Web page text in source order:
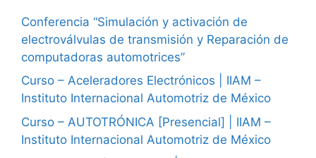
Conferencia “Simulación y activación de
electroválvulas de transmisión y Reparación de
computadoras automotrices”
Curso – Aceleradores Electrónicos | IIAM –
Instituto Internacional Automotriz de México
Curso – AUTOTRÓNICA [Presencial] | IIAM –
Instituto Internacional Automotriz de México